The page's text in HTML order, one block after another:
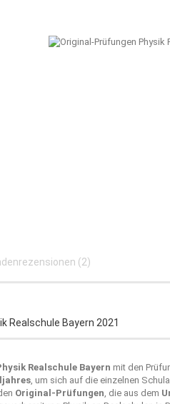
(2)
Realschule Bayern 2021
Realschule Bayern mit den
, um sich auf die einzelnen
Original-Prüfungen, die aus dem